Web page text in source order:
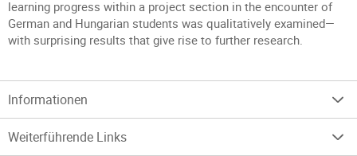
learning progress within a project section in the encounter of
German and Hungarian students was qualitatively examined—
with surprising results that give rise to further research.
Informationen
Weiterführende Links